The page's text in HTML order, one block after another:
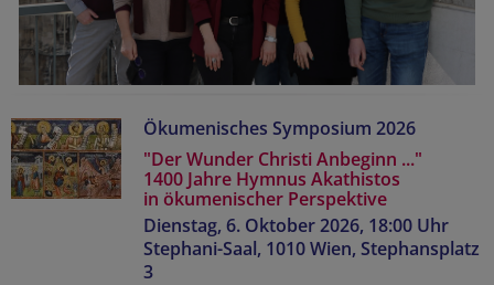
Ökumenisches Symposium 2026
"Der Wunder Christi Anbeginn ..."
1400 Jahre Hymnus Akathistos
in ökumenischer Perspektive
Dienstag, 6. Oktober 2026, 18:00 Uhr
Stephani-Saal, 1010 Wien, Stephansplatz
3